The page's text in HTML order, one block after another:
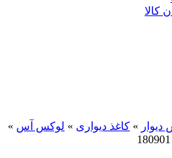
»کاغذ دیواری»لوکس آس»